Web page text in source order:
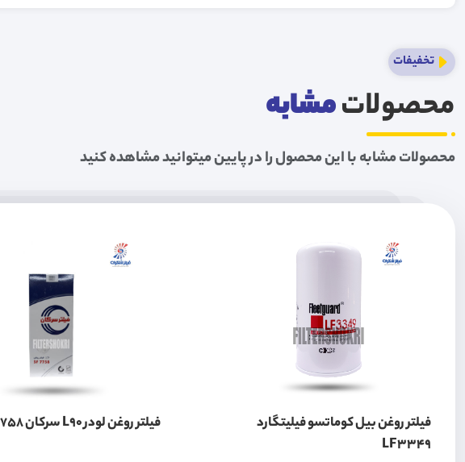
تخفیفات
محصولاتمشابه
محصولات مشابه با این محصول را در پایین میتوانید مشاهده کنید
فیلتر روغن بیل کوماتسو فیلیتگارد
LF3349
فیلتر روغن لودر L90 سرکان 7758